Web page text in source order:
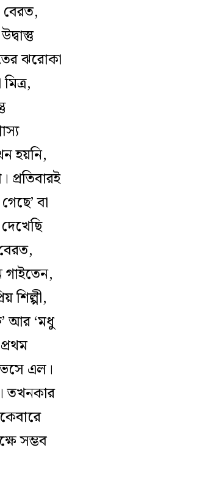
বেরত,
ঝরোকা
হয়নি,
বা
শিল্পী,
আর ‘মধু
এল।
তখনকার
সম্ভব